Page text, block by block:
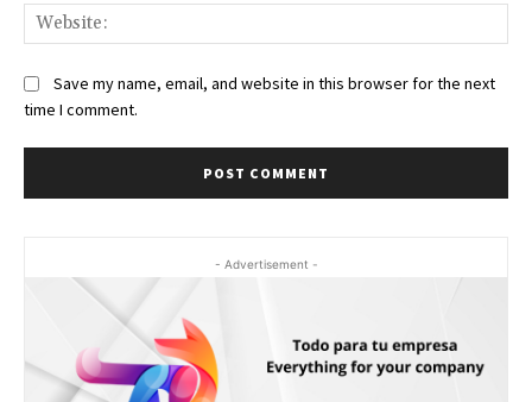
Save my name, email, and website in this browser for the next
time I comment.
- Advertisement -